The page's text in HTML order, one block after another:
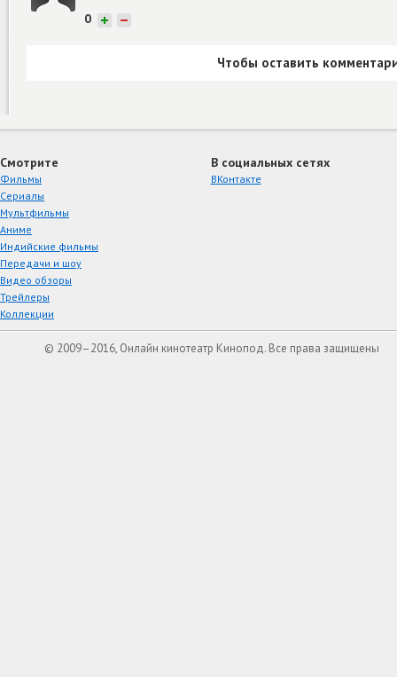
0 + −
Чтобы оставить
Смотрите
Фильмы
Сериалы
Мультфильмы
Аниме
Индийские фильмы
Передачи и шоу
Видео обзоры
Трейлеры
Коллекции
В социальных сетях
ВКонтакте
© 2009–2016, Онлайн кинотеатр Кинопод. Все права защищены